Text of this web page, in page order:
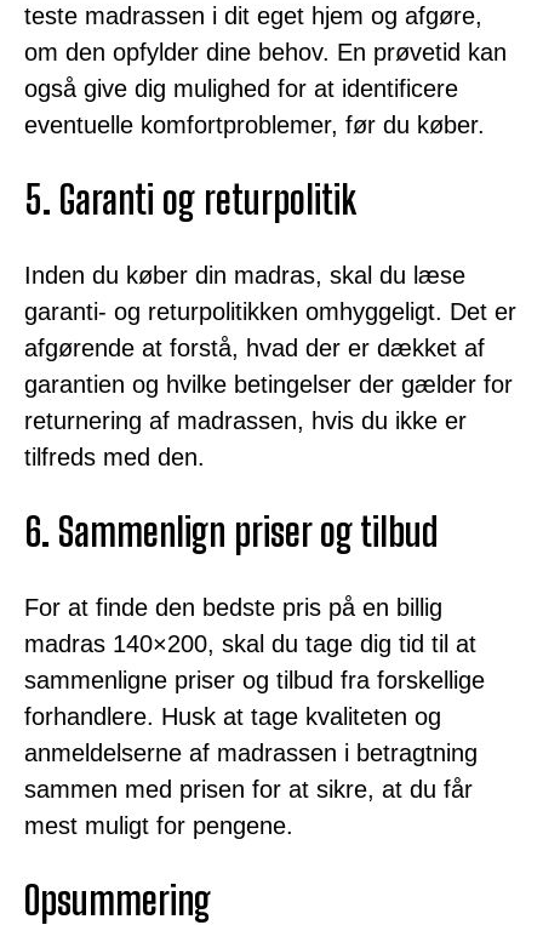
teste madrassen i dit eget hjem og afgøre,
om den opfylder dine behov. En prøvetid kan
også give dig mulighed for at identificere
eventuelle komfortproblemer, før du køber.
5. Garanti og returpolitik
Inden du køber din madras, skal du læse
garanti- og returpolitikken omhyggeligt. Det er
afgørende at forstå, hvad der er dækket af
garantien og hvilke betingelser der gælder for
returnering af madrassen, hvis du ikke er
tilfreds med den.
6. Sammenlign priser og tilbud
For at finde den bedste pris på en billig
madras 140×200, skal du tage dig tid til at
sammenligne priser og tilbud fra forskellige
forhandlere. Husk at tage kvaliteten og
anmeldelserne af madrassen i betragtning
sammen med prisen for at sikre, at du får
mest muligt for pengene.
Opsummering